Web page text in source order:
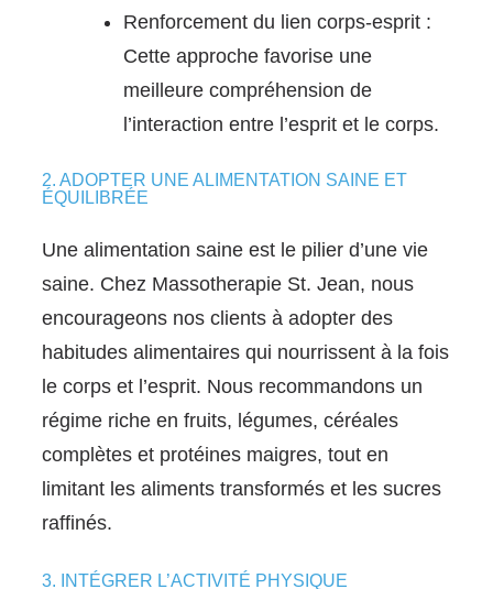
Renforcement du lien corps-esprit :
Cette approche favorise une
meilleure compréhension de
l’interaction entre l’esprit et le corps.
2. ADOPTER UNE ALIMENTATION SAINE ET
ÉQUILIBRÉE
Une alimentation saine est le pilier d’une vie
saine. Chez Massotherapie St. Jean, nous
encourageons nos clients à adopter des
habitudes alimentaires qui nourrissent à la fois
le corps et l’esprit. Nous recommandons un
régime riche en fruits, légumes, céréales
complètes et protéines maigres, tout en
limitant les aliments transformés et les sucres
raffinés.
3. INTÉGRER L’ACTIVITÉ PHYSIQUE